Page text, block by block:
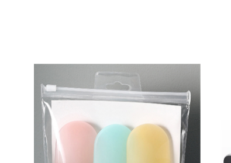
tiene
múltiples
variantes.
Las
opciones